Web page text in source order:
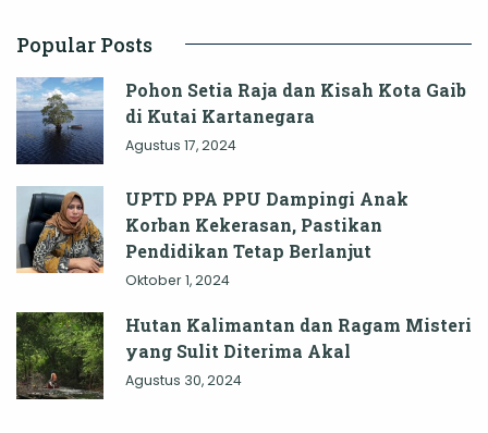
Popular Posts
Pohon Setia Raja dan Kisah Kota Gaib
di Kutai Kartanegara
Agustus 17, 2024
UPTD PPA PPU Dampingi Anak
Korban Kekerasan, Pastikan
Pendidikan Tetap Berlanjut
Oktober 1, 2024
Hutan Kalimantan dan Ragam Misteri
yang Sulit Diterima Akal
Agustus 30, 2024